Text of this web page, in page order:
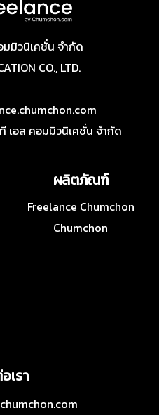
มิวนิเคชั่น จำกัด
CO., LTD.
เอส คอมมิวนิเคชั่น จำกัด
ผลิตภัณฑ์
Freelance Chumchon
Chumchon
เรา